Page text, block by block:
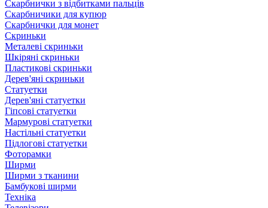
Скарбнички з відбитками пальців
Скарбничики для купюр
Скарбнички для монет
Скриньки
Металеві скриньки
Шкіряні скриньки
Пластикові скриньки
Дерев'яні скриньки
Статуетки
Дерев'яні статуетки
Гіпсові статуетки
Мармурові статуетки
Настільні статуетки
Підлогові статуетки
Фоторамки
Ширми
Ширми з тканини
Бамбукові ширми
Техніка